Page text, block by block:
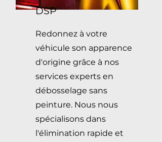
DSP
Redonnez à votre
véhicule son apparence
d'origine grâce à nos
services experts en
débosselage sans
peinture. Nous nous
spécialisons dans
l'élimination rapide et